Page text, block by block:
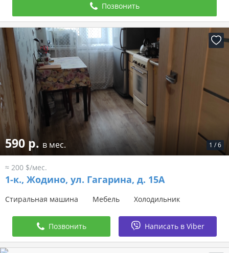
Позвонить
1 /6
590 р. в мес.
≈ 200 $/мес.
1-к., Жодино, ул. Гагарина, д. 15А
Стиральная машина Мебель Холодильник
Позвонить Написать в Viber